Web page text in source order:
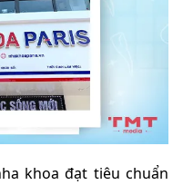
khoa đạt tiêu chuẩn